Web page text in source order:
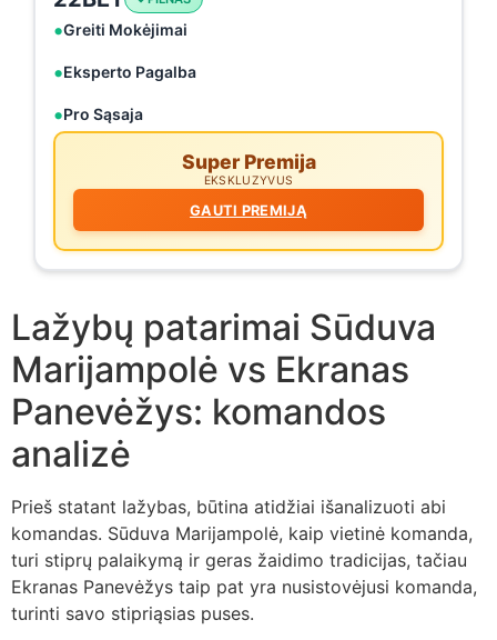
Greiti Mokėjimai
Eksperto Pagalba
Pro Sąsaja
Super Premija
EKSKLUZYVUS
GAUTI PREMIJĄ
Lažybų patarimai Sūduva
Marijampolė vs Ekranas
Panevėžys: komandos
analizė
Prieš statant lažybas, būtina atidžiai išanalizuoti abi
komandas. Sūduva Marijampolė, kaip vietinė komanda,
turi stiprų palaikymą ir geras žaidimo tradicijas, tačiau
Ekranas Panevėžys taip pat yra nusistovėjusi komanda,
turinti savo stipriąsias puses.